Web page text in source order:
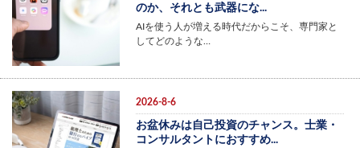
のか、それとも武器にな...
AIを使う人が増える時代だからこそ、専門家と
してどのような…
2026-8-6
お盆休みは自己投資のチャンス。士業・
コンサルタントにおすすめ...